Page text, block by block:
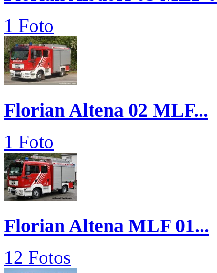
1 Foto
Florian Altena 02 MLF...
1 Foto
Florian Altena MLF 01...
12 Fotos